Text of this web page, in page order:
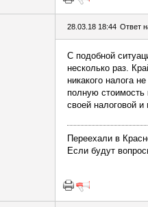
28.03.18 18:44 Ответ
С подобной
несколько раз.
никакого налога
полную стоимость
своей налоговой и
Переехали в
Если будут